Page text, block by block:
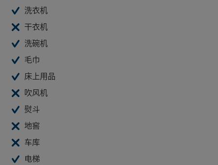
洗衣机
干衣机
洗碗机
毛巾
床上用品
吹风机
熨斗
地窖
车库
电梯